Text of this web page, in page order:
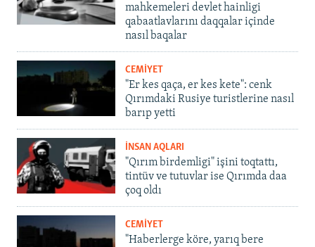
mahkemeleri devlet hainligi
qabaatlavlarını daqqalar içinde
nasıl baqalar
CEMİYET
"Er kes qaça, er kes kete": cenk
Qırımdaki Rusiye turistlerine nasıl
barıp yetti
İNSAN AQLARI
"Qırım birdemligi" işini toqtattı,
tintüv ve tutuvlar ise Qırımda daa
çoq oldı
CEMİYET
"Haberlerge köre, yarıq bere